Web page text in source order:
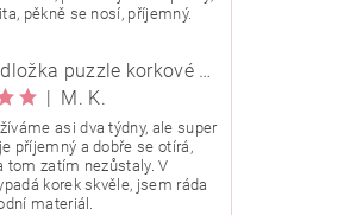
pěkně se nosí, příjemný.
Hrací podložka puzzle korkové 90x90 cm
| M. K.
asi dva týdny, ale super
příjemný a dobře se otírá,
tom zatím nezůstaly. V
korek skvěle, jsem ráda
materiál.